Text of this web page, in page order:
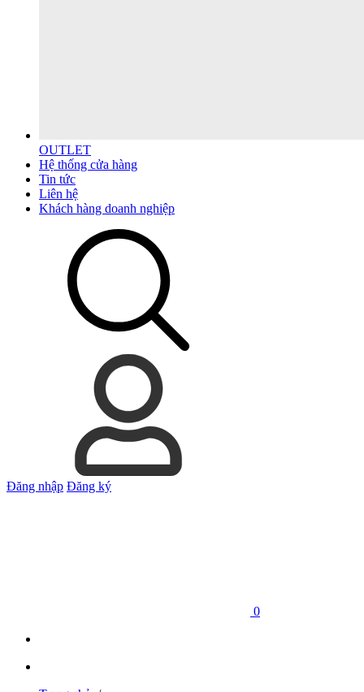
OUTLET
Hệ thống cửa hàng
Tin tức
Liên hệ
Khách hàng doanh nghiệp
Đăng nhập Đăng ký
0